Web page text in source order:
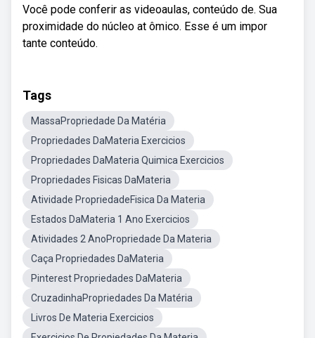
Você pode conferir as videoaulas, conteúdo de. Sua
proximidade do núcleo at ômico. Esse é um impor
tante conteúdo.
Tags
MassaPropriedade Da Matéria
Propriedades DaMateria Exercicios
Propriedades DaMateria Quimica Exercicios
Propriedades Fisicas DaMateria
Atividade PropriedadeFisica Da Materia
Estados DaMateria 1 Ano Exercicios
Atividades 2 AnoPropriedade Da Materia
Caça Propriedades DaMateria
Pinterest Propriedades DaMateria
CruzadinhaPropriedades Da Matéria
Livros De Materia Exercicios